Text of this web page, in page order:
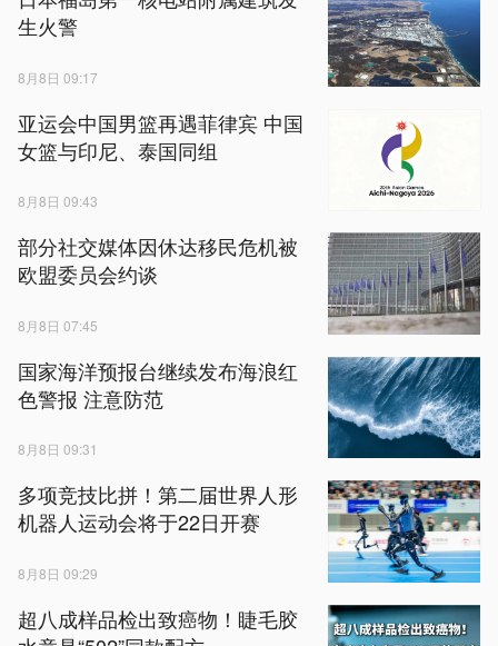
生火警
8月8日 09:17
亚运会中国男篮再遇菲律宾 中国
女篮与印尼、泰国同组
8月8日 09:43
部分社交媒体因休达移民危机被
欧盟委员会约谈
8月8日 07:45
国家海洋预报台继续发布海浪红
色警报 注意防范
8月8日 09:31
多项竞技比拼！第二届世界人形
机器人运动会将于22日开赛
8月8日 09:29
超八成样品检出致癌物！睫毛胶